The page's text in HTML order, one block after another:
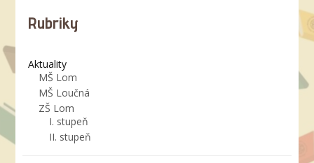
Rubriky
Aktuality
MŠ Lom
MŠ Loučná
ZŠ Lom
I. stupeň
II. stupeň